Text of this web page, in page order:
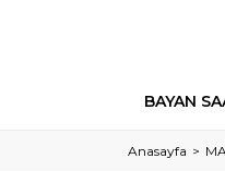
BAYAN
Anasayfa